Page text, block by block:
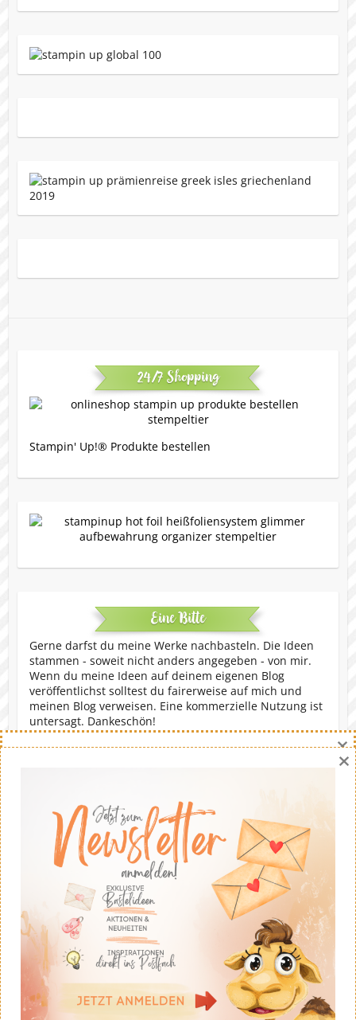
24/7 Shopping
Stampin' Up!® Produkte bestellen
Eine Bitte
Gerne darfst du meine Werke nachbasteln. Die Ideen
stammen - soweit nicht anders angegeben - von mir.
Wenn du meine Ideen auf deinem eigenen Blog
veröffentlichst solltest du fairerweise auf mich und
meinen Blog verweisen. Eine kommerzielle Nutzung ist
untersagt. Dankeschön!
Copyright © 2026 Stempeltier. Theme by Powered byWordPress
Danny Hikade | unabhängige Stampin' Up!® Demonstratorin
×
×